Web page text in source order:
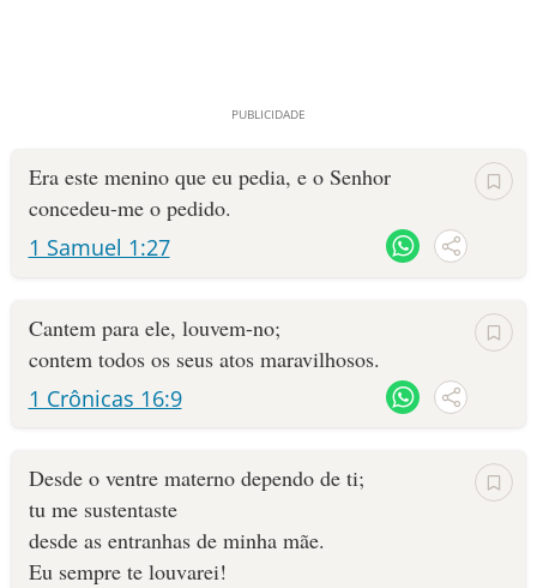
Era este menino que eu pedia, e o Senhor
concedeu-me o pedido.
1 Samuel 1:27
Cantem para ele, louvem-no;
contem todos os seus atos maravilhosos.
1 Crônicas 16:9
Desde o ventre materno dependo de ti;
tu me sustentaste
desde as entranhas de minha mãe.
Eu sempre te louvarei!